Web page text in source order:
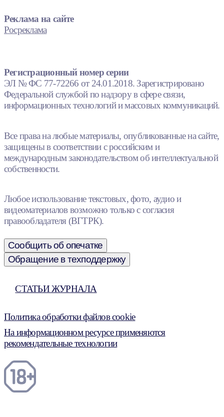
Реклама на сайте
Росреклама
Регистрационный номер серии
ЭЛ № ФС 77-72266 от 24.01.2018. Зарегистрировано
Федеральной службой по надзору в сфере связи,
информационных технологий и массовых коммуникаций.
Все права на любые материалы, опубликованные на сайте,
защищены в соответствии с российским и
международным законодательством об интеллектуальной
собственности.
Любое использование текстовых, фото, аудио и
видеоматериалов возможно только с согласия
правообладателя (ВГТРК).
Сообщить об опечатке
Обращение в техподдержку
СТАТЬИ ЖУРНАЛА
Политика обработки файлов cookie
На информационном ресурсе применяются
рекомендательные технологии